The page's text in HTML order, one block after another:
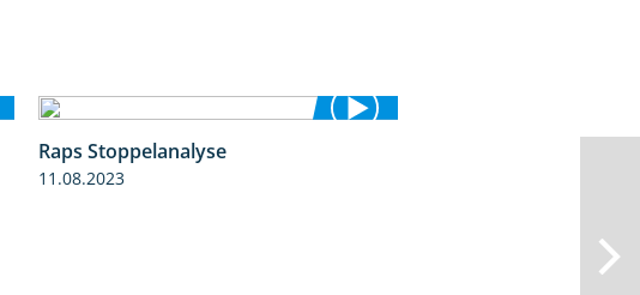
Raps Stoppelanalyse
11.08.2023